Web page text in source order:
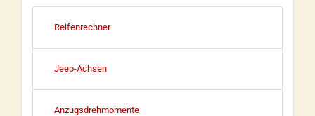
Reifenrechner
Jeep-Achsen
Anzugsdrehmomente